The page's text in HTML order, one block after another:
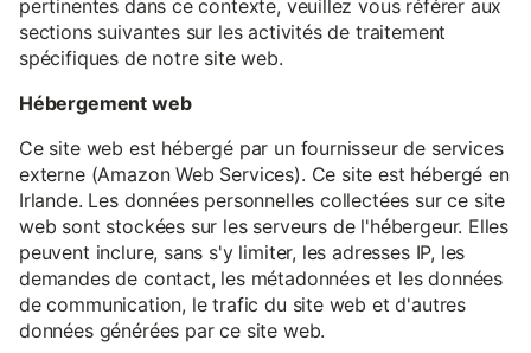
pertinentes dans ce contexte, veuillez vous référer aux
sections suivantes sur les activités de traitement
spécifiques de notre site web.
Hébergement web
Ce site web est hébergé par un fournisseur de services
externe (Amazon Web Services). Ce site est hébergé en
Irlande. Les données personnelles collectées sur ce site
web sont stockées sur les serveurs de l'hébergeur. Elles
peuvent inclure, sans s'y limiter, les adresses IP, les
demandes de contact, les métadonnées et les données
de communication, le trafic du site web et d'autres
données générées par ce site web.